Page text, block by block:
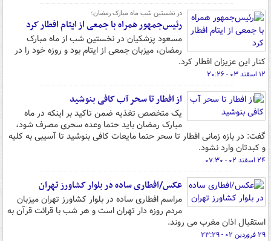
در نخستین شب ماه مبارک رمضان؛
رئیس‌جمهور همراه با جمعی از ایتام افطار کرد
مسعود پزشکیان در نخستین شب از ماه مبارک
رمضان، میزبان جمعی از ایتام بود و روزه خود را در
کنار این عزیزان افطار کرد.
۱۲ اسفند ۰۳ - ۲۰:۲۶
از افطار تا سحر آب کافی بنوشید
یک متخصص تغذیه ضمن تاکید بر اینکه در ماه
مبارک رمضان باید حتما وعده سحری مصرف شود،
گفت: در بازه زمانی افطار تا سحر حتما مایعات کافی بنوشید تا آسیبی به کلیه
و کبدتان وارد نشود.
۲۴ اسفند ۰۲ - ۰۷:۳۰
عکس/افطاری ساده در بلوار کشاورز تهران
مراسم افطاری ساده در بلوار کشاورز تهران میزبان
مردم روزه دار تهران است و هر شب با قرائت قرآن به
استقبال اذان مغرب می روند.
۲۹ فروردین ۰۲ - ۲۳:۲۹